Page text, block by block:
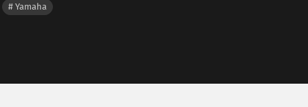
Yamaha